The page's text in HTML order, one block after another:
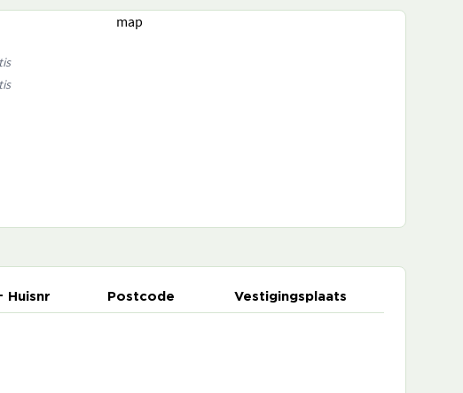
map
Huisnr Postcode Vestigingsplaats